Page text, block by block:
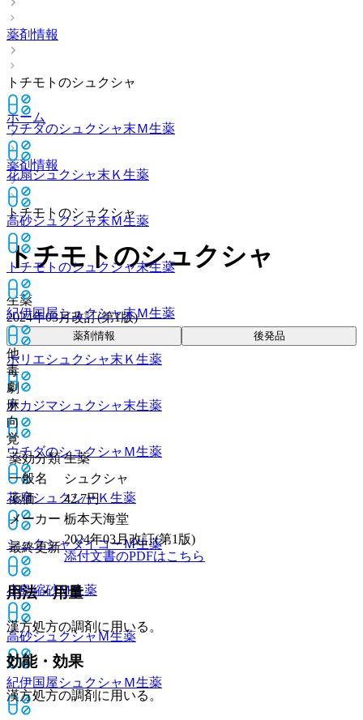
薬剤情報
トチモトのシュクシャ
ウチダのシュクシャ末Ｍ生薬
花扇シュクシャ末Ｋ 生薬
高砂シュクシャ末Ｍ生薬
トチモトのシュクシャ末生薬
紀伊国屋シュクシャ末Ｍ生薬
ホリエシュクシャ末Ｋ 生薬
ナカジマシュクシャ末生薬
ウチダのシュクシャＭ生薬
花扇シュクシャＫ 生薬
シュクシャダイコーＭ生薬
小島縮砂Ｍ生薬
高砂シュクシャＭ生薬
紀伊国屋シュクシャＭ生薬
ホーム
薬剤情報
トチモトのシュクシャ
トチモトのシュクシャ
生薬
2024年03月改訂(第1版)
薬剤情報 後発品
他
毒
劇
麻
向
覚
薬効分類 生薬
一般名
シュクシャ
薬価
42.7円
メーカー 栃本天海堂
最終更新
2024年03月改訂(第1版)
添付文書のPDFはこちら
用法・用量
漢方処方の調剤に用いる。
効能・効果
漢方処方の調剤に用いる。